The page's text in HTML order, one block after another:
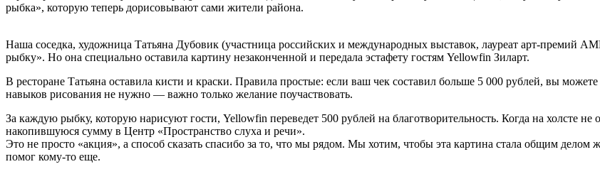
рыбка», которую теперь дорисовывают сами жители района.
Наша соседка, художница Татьяна Дубовик (участница российских и международных выставок, лауреат арт-премий
рыбку». Но она специально оставила картину незаконченной и передала эстафету гостям Yellowfin Зиларт.
В ресторане Татьяна оставила кисти и краски. Правила простые: если ваш чек составил больше 5 000 рублей, вы
навыков рисования не нужно — важно только желание поучаствовать.
За каждую рыбку, которую нарисуют гости, Yellowfin переведет 500 рублей на благотворительность. Когда на холсте
накопившуюся сумму в Центр «Пространство слуха и речи».
Это не просто «акция», а способ сказать спасибо за то, что мы рядом. Мы хотим, чтобы эта картина стала общим
помог кому-то еще.